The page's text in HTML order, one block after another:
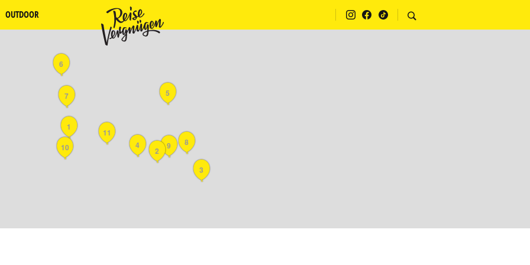
OUTDOOR
1
11
3
9
10 8
5
6
2
4
7